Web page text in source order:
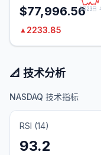
$77,996.563月23日
▲ 2233.85
📐 技术分析
NASDAQ 技术指标
RSI (14)
93.2